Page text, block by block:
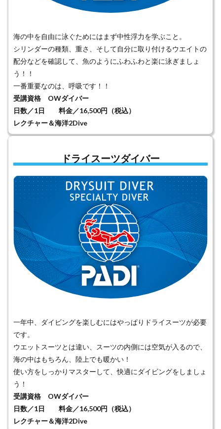
海の中を自由に泳ぐためにはまず中性浮力を学ぶこと。
シリンダーの種類、重さ、そして自分に取り付けるウエイトの
配分などを確認して、魚のようにふわふわと楽に泳ぎましょ
う！！
一番重要なのは、呼吸です！！
受講資格 OWダイバー
日数／1日 料金／16,500円（税込）
レクチャー＆海洋2Dive
ドライスーツダイバー
一年中、ダイビングを楽しむにはやっぱりドライスーツが必要
です。
ウエットスーツとは違い、スーツの内側には空気が入るので、
海の中はもちろん、陸上でも暖かい！
使い方をしっかりマスターして、快適にダイビングをしましょ
う！
受講資格 OWダイバー
日数／1日 料金／16,500円（税込）
レクチャー＆海洋2Dive